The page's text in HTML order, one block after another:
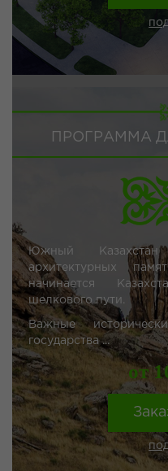
ПРОГРАММА
Южный Казахстан
архитектурных
начинается
шелкового пути.
Важные
государства ...
от